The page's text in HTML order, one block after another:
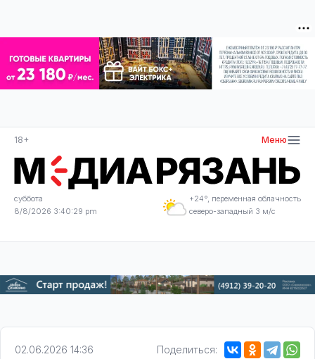
18+ Меню
суббота
8/8/2026 3:40:29 pm
+24°, переменная облачность
северо-западный 3 м/с
02.06.2026 14:36 Поделиться: